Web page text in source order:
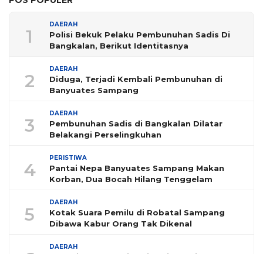
1
DAERAH
Polisi Bekuk Pelaku Pembunuhan Sadis Di
Bangkalan, Berikut Identitasnya
2
DAERAH
Diduga, Terjadi Kembali Pembunuhan di
Banyuates Sampang
3
DAERAH
Pembunuhan Sadis di Bangkalan Dilatar
Belakangi Perselingkuhan
4
PERISTIWA
Pantai Nepa Banyuates Sampang Makan
Korban, Dua Bocah Hilang Tenggelam
5
DAERAH
Kotak Suara Pemilu di Robatal Sampang
Dibawa Kabur Orang Tak Dikenal
DAERAH